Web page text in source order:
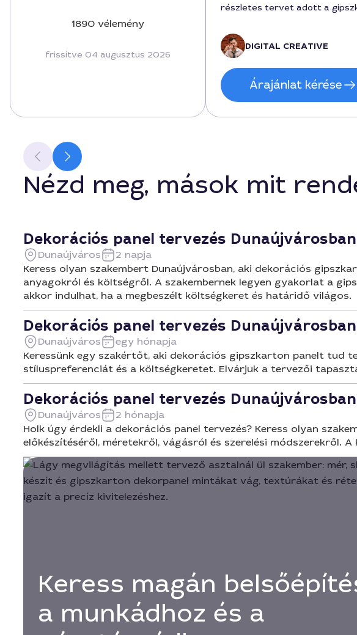
1890 vélemény
frissítve 04 augusztus 2026
részletes tervet adott a
pontos időbecslést és korrekt
árajánlatot kaptam, végül a
kivitelezés a tervezett
költségkereten belül maradt és
eredmény kifogástalan lett.
mindenkinek, aki
keres jó szakembert a
DIGITAL CREATIVE
Árajánlat kérése
Nézd meg, mások mit
Dekorációs panel tervezés Dunaújvárosban
Dunaújváros
2 napja
Keress olyan szakembert Dunaújvárosban, aki dekorációs
anyagokról és költségről. A szakembernek legyen gyakorlat a
akkor indulhat, ha a megbeszélt költségkeret és határidő világos.
Dekorációs panel tervezés Dunaújvárosban
Dunaújváros
egy hónapja
Keressünk egy szakértőt, aki dekorációs gipszkarton panelt tud
stíluspreferenciát és a költségkeretet. Elvárjuk a tervezői
Dekorációs panel tervezés Dunaújvárosban
Dunaújváros
2 hónapja
Holk úgy érdekli a dekorációs panel tervezés? Keress olyan
előkészítéséről, méretekről, vágásról és szerelési módszerekről.
Keress magán
a munkádhoz és a